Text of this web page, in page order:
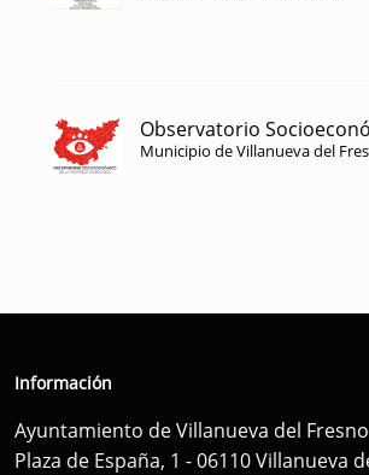
Observatorio
Municipio de Villanueva del
Información
Ayuntamiento de Villanueva del Fresno
Plaza de España, 1 - 06110 Villanueva